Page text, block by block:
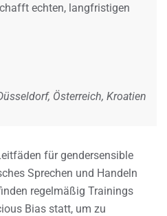
echten, langfristigen
Österreich, Kroatien
für gendersensible
Sprechen und Handeln
regelmäßig Trainings
Bias statt, um zu